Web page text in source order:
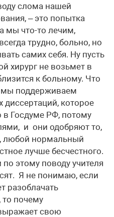
слома нашей
– это попытка
мы что-то лечим,
трудно, больно, но
самих себя. Ну пусть
хирург не возьмет в
к больному. Что
мы поддерживаем
которое
в Госдуме РФ, потому
и они одобряют то,
любой нормальный
лучше бесчестного.
этому поводу учителя
Я не понимаю, если
разоблачать
почему
свою